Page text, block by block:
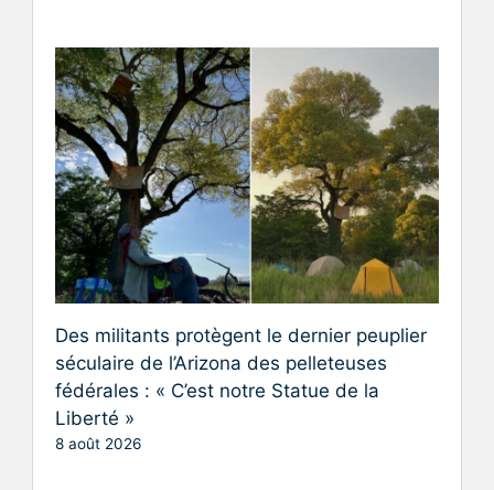
Des militants protègent le dernier peuplier
séculaire de l’Arizona des pelleteuses
fédérales : « C’est notre Statue de la
Liberté »
8 août 2026